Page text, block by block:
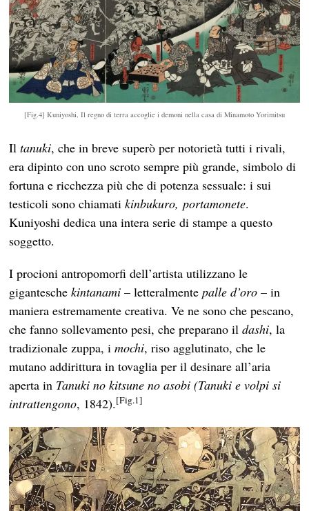
[Fig.4] Kuniyoshi, Il regno di terra accoglie i demoni nella casa di Minamoto Yorimitsu
Iltanuki, che in breve superò per notorietà tutti i rivali,
era dipinto con uno scroto sempre più grande, simbolo di
fortuna e ricchezza più che di potenza sessuale: i sui
testicoli sono chiamatikinbukuro, portamonete.
Kuniyoshi dedica una intera serie di stampe a questo
soggetto.
I procioni antropomorfi dell’artista utilizzano le
giganteschekintanami – letteralmentepalle d’oro – in
maniera estremamente creativa. Ve ne sono che pescano,
che fanno sollevamento pesi, che preparano ildashi, la
tradizionale zuppa, imochi, riso agglutinato, che le
mutano addirittura in tovaglia per il desinare all’aria
aperta in Tanuki no kitsune no asobi (Tanuki e volpi si
intrattengono, 1842).[Fig.1]